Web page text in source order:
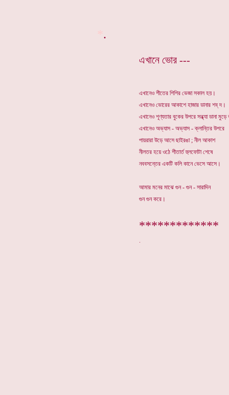
.
এখানে ভোর ---
এখানেও শীতের শিশির ভেজা সকাল হয়।
এখানেও ভোরের আকাশে হাজার ডানার শব্ দ।
এখানেও শূণ্যতার বুকের উপরে সন্ধ্যা ডানা মুড়ে
এখানেও অভ্যাস - অভ্যাস - ক্লান্তির উপরে
পায়রারা উড়ে আসে ছাইরঙা ; নীল আকাশ
নীলতর হয়ে ওঠে শীতার্ত হুলফোটা শেষে
নববসন্তের একটি কলি কানে ভেসে আসে।
আমার মনের মাঝে গুন - গুন - সারাদিন
গুন গুন করে।
*************